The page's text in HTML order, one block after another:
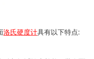
洛氏硬度计具有以下特点: